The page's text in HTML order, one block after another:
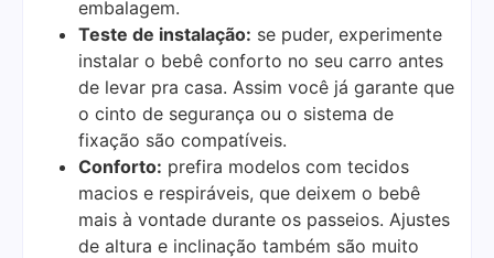
embalagem.
Teste de instalação: se puder, experimente
instalar o bebê conforto no seu carro antes
de levar pra casa. Assim você já garante que
o cinto de segurança ou o sistema de
fixação são compatíveis.
Conforto: prefira modelos com tecidos
macios e respiráveis, que deixem o bebê
mais à vontade durante os passeios. Ajustes
de altura e inclinação também são muito